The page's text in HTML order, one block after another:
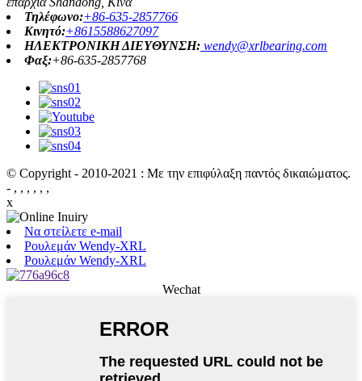
Τηλέφωνο:+86-635-2857766
Κινητό:+8615588627097
ΗΛΕΚΤΡΟΝΙΚΗ ΔΙΕΥΘΥΝΣΗ: wendy@xrlbearing.com
Φαξ:+86-635-2857768
© Copyright - 2010-2021 : Με την επιφύλαξη παντός δικαιώματος.
- , , , , , ,
x
Να στείλετε e-mail
Ρουλεμάν Wendy-XRL
Ρουλεμάν Wendy-XRL
Wechat